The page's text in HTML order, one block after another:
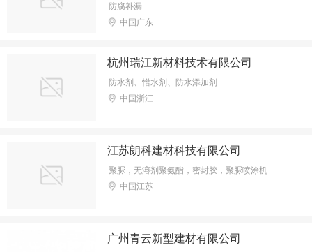
防腐补漏
中国广东
杭州瑞江新材料技术有限公司
防水剂、憎水剂、防水添加剂
中国浙江
江苏朗科建材科技有限公司
聚脲，无溶剂聚氨酯，密封胶，聚脲喷涂机
中国江苏
广州青云新型建材有限公司